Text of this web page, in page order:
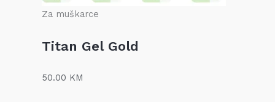
Za muškarce
Titan Gel Gold
50.00 KM